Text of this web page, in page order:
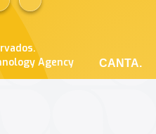
Agency
CANTA.